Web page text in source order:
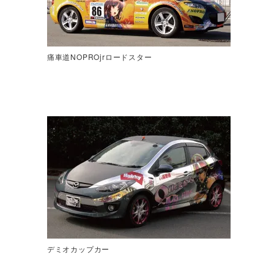
痛車道NOPROjrロードスター
デミオカップカー